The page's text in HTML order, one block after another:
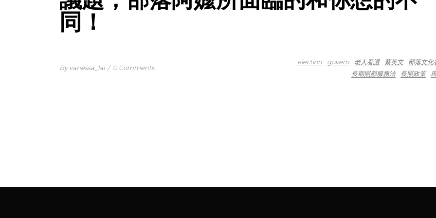
同！
By vanessa_lai / 0 Comments
election govern 老人看護 蔡英文
部落文化
長期照顧服務法
長照政策